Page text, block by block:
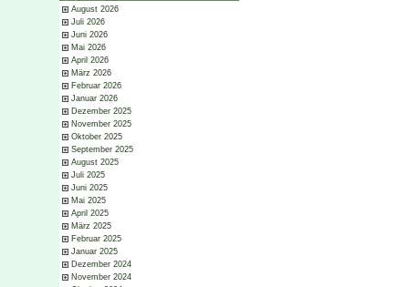
August 2026
Juli 2026
Juni 2026
Mai 2026
April 2026
März 2026
Februar 2026
Januar 2026
Dezember 2025
November 2025
Oktober 2025
September 2025
August 2025
Juli 2025
Juni 2025
Mai 2025
April 2025
März 2025
Februar 2025
Januar 2025
Dezember 2024
November 2024